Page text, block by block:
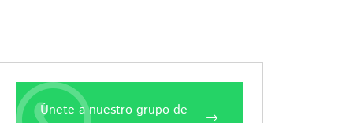
Únete a nuestro grupo de